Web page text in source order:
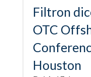
Filtron
OTC
Houston